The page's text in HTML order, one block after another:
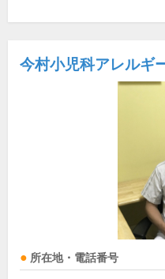
今村小児科アレルギ
所在地・電話番号